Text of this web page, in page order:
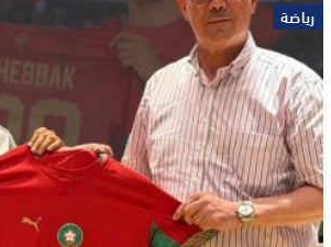
رياضة